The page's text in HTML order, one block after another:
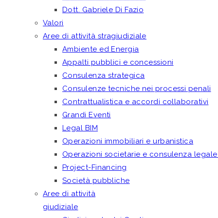
Dott. Gabriele Di Fazio
Valori
Aree di attività stragiudiziale
Ambiente ed Energia
Appalti pubblici e concessioni
Consulenza strategica
Consulenze tecniche nei processi penali
Contrattualistica e accordi collaborativi
Grandi Eventi
Legal BIM
Operazioni immobiliari e urbanistica
Operazioni societarie e consulenza legale
Project-Financing
Società pubbliche
Aree di attività
giudiziale